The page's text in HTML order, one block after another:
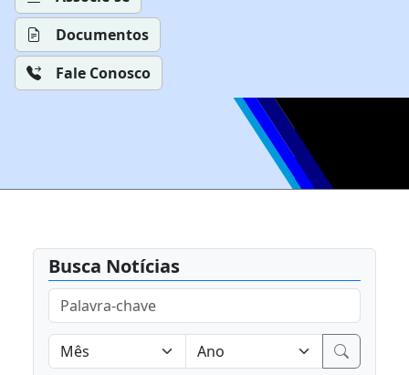
Documentos
Fale Conosco
Busca Notícias